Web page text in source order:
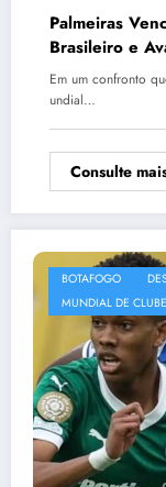
Palmeiras
Brasileiro e
Em um confronto
undial…
Consulte
BOTAFOGO
MUNDIAL DE